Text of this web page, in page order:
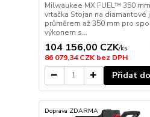
Milwaukee MX FUEL™ 350
vrtačka Stojan na diamantové
průměrem až 350 mm pro
výkonem s...
104 156,00 CZK/ks
86 079,34 CZKbez DPH
Přidat
Doprava ZDARMA